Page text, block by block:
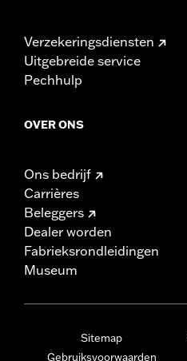
Verzekeringsdiensten
Uitgebreide service
Pechhulp
OVER ONS
Ons bedrijf
Carrières
Beleggers
Dealer worden
Fabrieksrondleidingen
Museum
Sitemap
Gebruiksvoorwaarden